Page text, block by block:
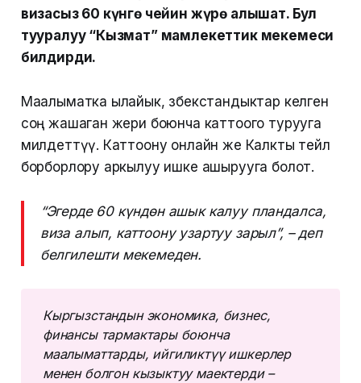
визасыз 60 күнгө чейин жүрө алышат. Бул
тууралуу “Кызмат” мамлекеттик мекемеси
билдирди.
Маалыматка ылайык, өзбекстандыктар келген
соң жашаган жери боюнча каттоого турууга
милдеттүү. Каттоону онлайн же Калкты тейлөө
борборлору аркылуу ишке ашырууга болот.
“Эгерде 60 күндөн ашык калуу пландалса,
виза алып, каттоону узартуу зарыл”, – деп
белгилешти мекемеден.
Кыргызстандын экономика, бизнес,
финансы тармактары боюнча
маалыматтарды, ийгиликтүү ишкерлер
менен болгон кызыктуу маектерди –